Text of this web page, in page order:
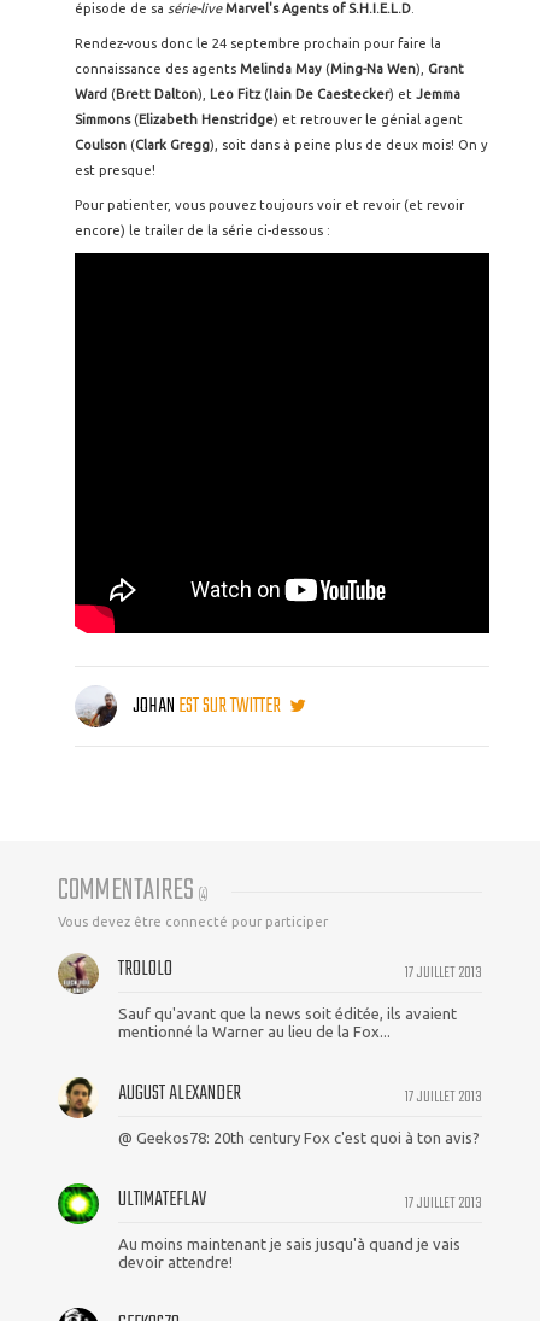
épisode de sa série-live Marvel's Agents of S.H.I.E.L.D
Rendez-vous donc le 24 septembre prochain pour faire la
connaissance des agents Melinda May (Ming-Na Wen), Grant
Ward (Brett Dalton), Leo Fitz(Iain De Caestecker) et Jemma
Simmons(Elizabeth Henstridge) et retrouver le génial agent
Coulson (Clark Gregg), soit dans à peine plus de deux mois! On y
est presque!
Pour patienter, vous pouvez toujours voir et revoir (et revoir
encore) le trailer de la série ci-dessous :
JOHANEST SUR TWITTER
COMMENTAIRES (4)
Vous devez être connecté pour participer
17 JUILLET 2013
TROLOLO
Sauf qu'avant que la news soit éditée, ils avaient
mentionné la Warner au lieu de la Fox...
17 JUILLET 2013
AUGUST ALEXANDER
@ Geekos78: 20th century Fox c'est quoi à ton avis?
17 JUILLET 2013
ULTIMATEFLAV
Au moins maintenant je sais jusqu'à quand je vais
devoir attendre!